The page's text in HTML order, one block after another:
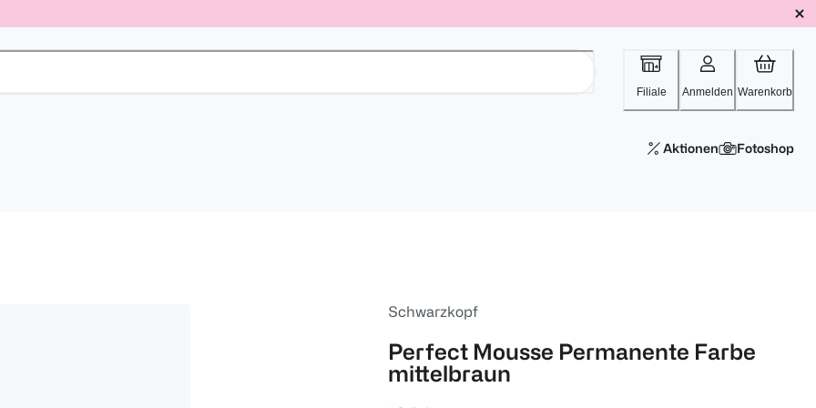
Filiale Anmelden Warenkorb
Aktionen Fotoshop
Schwarzkopf
Perfect Mousse Permanente Farbe
mittelbraun